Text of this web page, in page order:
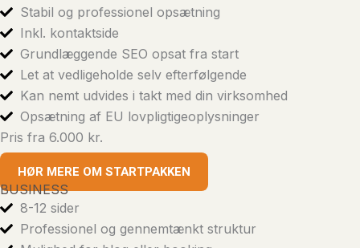
Stabil og professionel opsætning
Inkl. kontaktside
Grundlæggende SEO opsat fra start
Let at vedligeholde selv efterfølgende
Kan nemt udvides i takt med din virksomhed
Opsætning af EU lovpligtigeoplysninger
Pris fra 6.000 kr.
HØR MERE OM STARTPAKKEN
BUSINESS
8-12 sider
Professionel og gennemtænkt struktur